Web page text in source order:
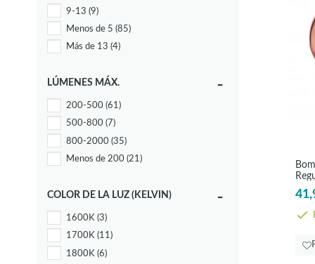
9-13 (9)
Menos de 5 (85)
Más de 13 (4)
LÚMENES MÁX.
200-500 (61)
500-800 (7)
800-2000 (35)
Menos de 200 (21)
COLOR DE LA LUZ (KELVIN)
1600K (3)
1700K (11)
1800K (6)